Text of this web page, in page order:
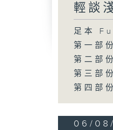
輕談
足本
第一
第二
第三
第四
06/